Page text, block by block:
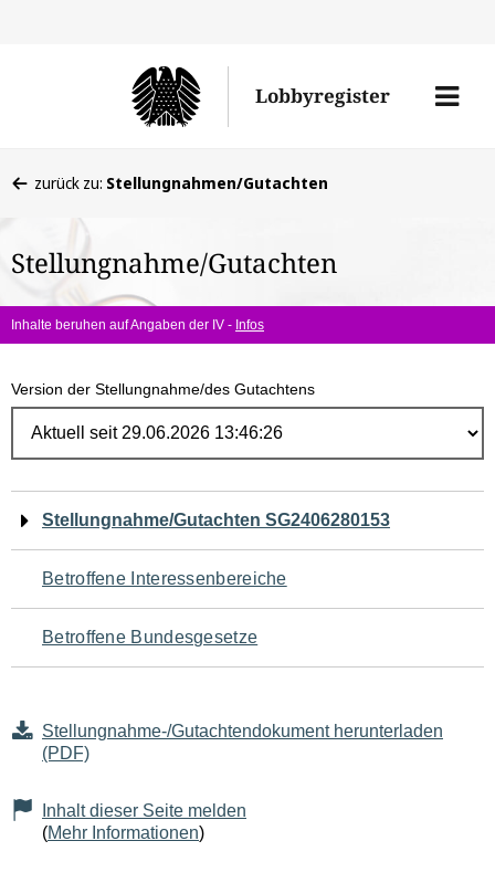
Lobbyregister
Menü
befinden
hier:
zurück zu: Stellungnahmen/Gutachten
Stellungnahme/Gutachten
Inhalte beruhen auf Angaben der IV - Infos
Version der Stellungnahme/des Gutachtens
Navigation
für
den
Seiteninhalt
Stellungnahme/Gutachten SG2406280153
Betroffene Interessenbereiche
Betroffene Bundesgesetze
Stellungnahme-/Gutachtendokument herunterladen
(PDF)
Inhalt dieser Seite melden
(Mehr Informationen)